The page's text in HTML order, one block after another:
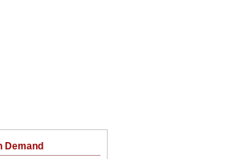
Demand